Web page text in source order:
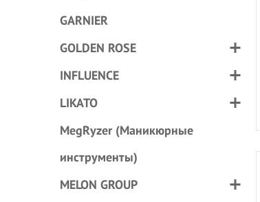
GARNIER
GOLDEN ROSE
INFLUENCE
LIKATO
MegRyzer (Маникюрные
инструменты)
MELON GROUP